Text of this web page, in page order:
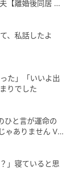
わんぱくな兄
、子どもたち
ケートで集
ます（回答
元記事で読む
【離婚後同居 Vo
、私話したよ
た」「いいよ出
りでした
ひと言が運命の
ゃありません Vo
」寝ていると思